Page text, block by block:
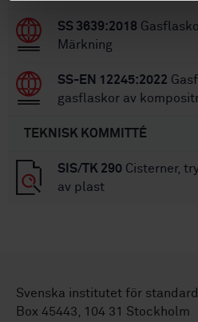
SS 3639:2018
Märkning
SS-EN 12245:2022
gasflaskor av
TEKNISK KOMMITTÉ
SIS/TK 290 Cisterner,
av plast
Svenska institutet för
Box 45443, 104 31 Stockholm